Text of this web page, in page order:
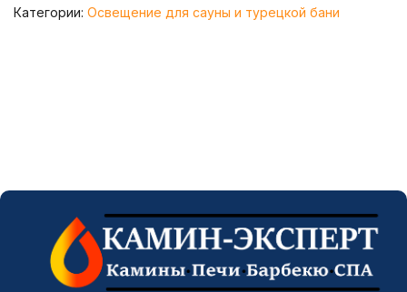
Категории: Освещение для сауны и турецкой бани